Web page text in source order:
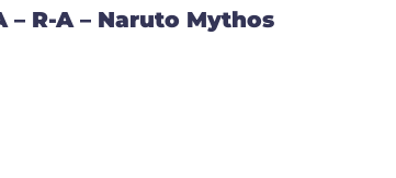
– R-A – Naruto Mythos